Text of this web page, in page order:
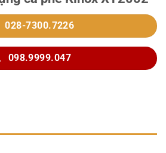
028-7300.7226
098.9999.047